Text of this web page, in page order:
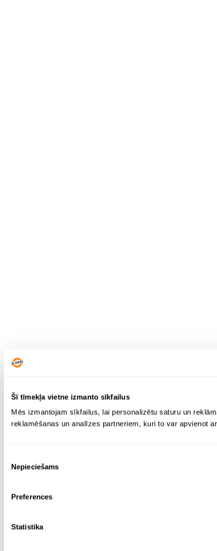
Šī tīmekļa vietne izmanto sīkfailus
Mēs izmantojam sīkfailus, lai personalizētu saturu un
reklamēšanas un analīzes partneriem, kuri to var apvienot
izvēle
Nepieciešams
Preferences
Statistika